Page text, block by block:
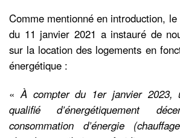
Comme mentionné en introduction,
du 11 janvier 2021 a instauré de
sur la location des logements en
énergétique :
« À compter du 1er janvier 2023,
qualifié d’énergétiquement
consommation d’énergie